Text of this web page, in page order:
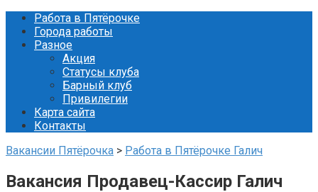
Перейти
контенту
Работа в Пятёрочке
Города работы
Разное
Акция
Статусы клуба
Барный клуб
Привилегии
Карта сайта
Контакты
Вакансии Пятёрочка > Работа в Пятёрочке Галич
Вакансия Продавец-Кассир Галич